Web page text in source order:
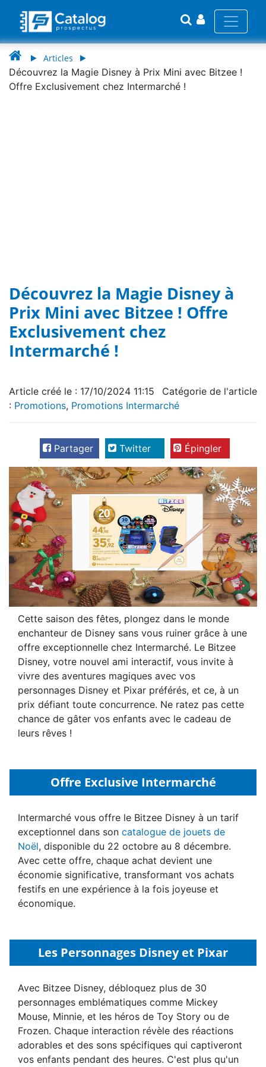
Articles
Découvrez la Magie Disney à Prix Mini avec Bitzee !
Offre Exclusivement chez Intermarché !
Découvrez la Magie Disney à
Prix Mini avec Bitzee ! Offre
Exclusivement chez
Intermarché !
Article créé le : 17/10/2024 11:15
Catégorie de l'article
: Promotions, Promotions Intermarché
Partager Twitter Épingler
Cette saison des fêtes, plongez dans le monde
enchanteur de Disney sans vous ruiner grâce à une
offre exceptionnelle chez Intermarché. Le Bitzee
Disney, votre nouvel ami interactif, vous invite à
vivre des aventures magiques avec vos
personnages Disney et Pixar préférés, et ce, à un
prix défiant toute concurrence. Ne ratez pas cette
chance de gâter vos enfants avec le cadeau de
leurs rêves !
Offre Exclusive Intermarché
Intermarché vous offre le Bitzee Disney à un tarif
exceptionnel dans son catalogue de jouets de
Noël, disponible du 22 octobre au 8 décembre.
Avec cette offre, chaque achat devient une
économie significative, transformant vos achats
festifs en une expérience à la fois joyeuse et
économique.
Les Personnages Disney et Pixar
Avec Bitzee Disney, débloquez plus de 30
personnages emblématiques comme Mickey
Mouse, Minnie, et les héros de Toy Story ou de
Frozen. Chaque interaction révèle des réactions
adorables et des sons spécifiques qui captiveront
vos enfants pendant des heures. C'est plus qu'un